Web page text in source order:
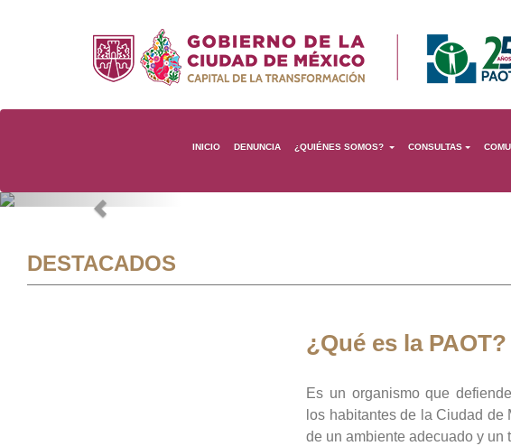
INICIO DENUNCIA ¿QUIÉNES SOMOS? CONSULTAS
Previous
DESTACADOS
¿Qué es la PAOT?
Es un organismo que
los habitantes de la Ciudad de
de un ambiente adecuado y un